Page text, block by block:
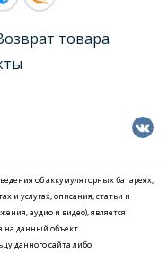
товара
об аккумуляторных батареях,
и услугах, описания, статьи и
аудио и видео), является
на данный объект
данного сайта либо